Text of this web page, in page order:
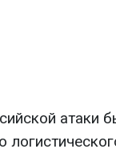
атаки